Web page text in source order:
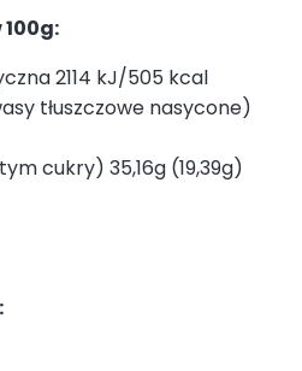
2114 kJ/505 kcal
tłuszczowe nasycone)
cukry) 35,16g (19,39g)